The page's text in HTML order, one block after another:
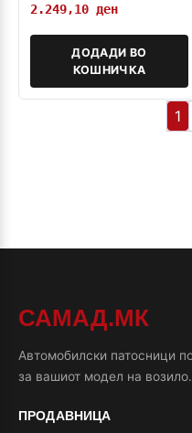
2.249,10 ден
ДОДАДИ ВО
КОШНИЧКА
1
САМАД.МК
Автомобилски патосници
за вашиот модел на возило.
ПРОДАВНИЦА